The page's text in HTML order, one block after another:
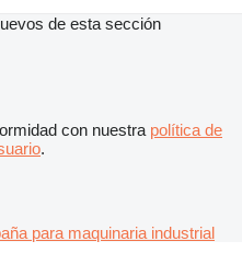
de esta sección
con nuestra política de
.
para maquinaria industrial